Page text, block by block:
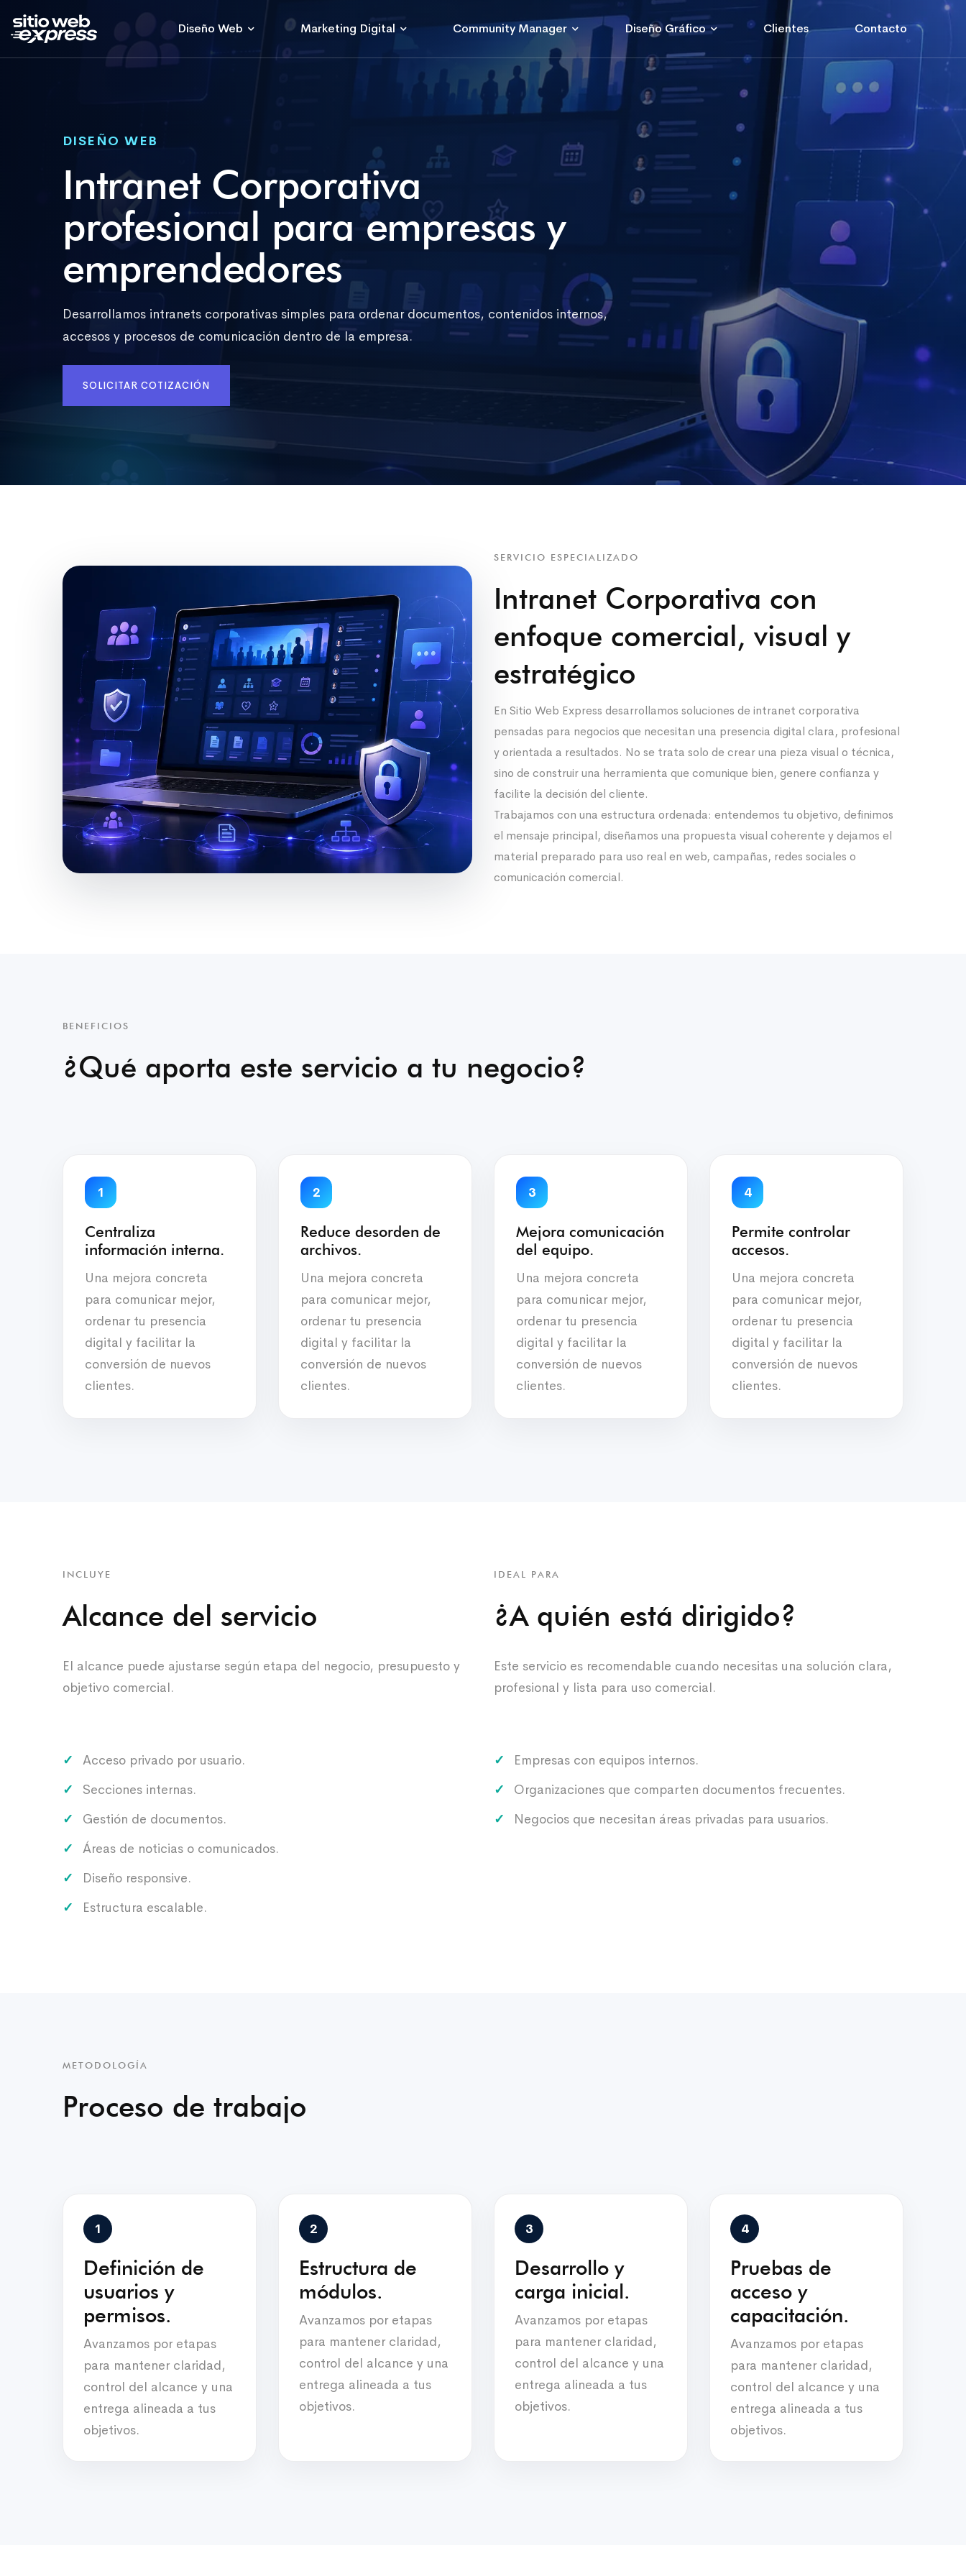
Diseño Web Marketing Digital Community Manager Diseño Gráfico Clientes Contacto
DISEÑO WEB
Intranet Corporativa
profesional para empresas y
emprendedores
Desarrollamos intranets corporativas simples para ordenar documentos, contenidos internos,
accesos y procesos de comunicación dentro de la empresa.
SOLICITAR COTIZACIÓN
SERVICIO ESPECIALIZADO
Intranet Corporativa con
enfoque comercial, visual y
estratégico
En Sitio Web Express desarrollamos soluciones de intranet corporativa
pensadas para negocios que necesitan una presencia digital clara, profesional
y orientada a resultados. No se trata solo de crear una pieza visual o técnica,
sino de construir una herramienta que comunique bien, genere confianza y
facilite la decisión del cliente.
Trabajamos con una estructura ordenada: entendemos tu objetivo, definimos
el mensaje principal, diseñamos una propuesta visual coherente y dejamos el
material preparado para uso real en web, campañas, redes sociales o
comunicación comercial.
BENEFICIOS
¿Qué aporta este servicio a tu negocio?
1
Centraliza
información interna.
Una mejora concreta
para comunicar mejor,
ordenar tu presencia
digital y facilitar la
conversión de nuevos
clientes.
2
Reduce desorden de
archivos.
Una mejora concreta
para comunicar mejor,
ordenar tu presencia
digital y facilitar la
conversión de nuevos
clientes.
3
Mejora comunicación
del equipo.
Una mejora concreta
para comunicar mejor,
ordenar tu presencia
digital y facilitar la
conversión de nuevos
clientes.
4
Permite controlar
accesos.
Una mejora concreta
para comunicar mejor,
ordenar tu presencia
digital y facilitar la
conversión de nuevos
clientes.
INCLUYE
Alcance del servicio
El alcance puede ajustarse según etapa del negocio, presupuesto y
objetivo comercial.
Acceso privado por usuario.
Secciones internas.
Gestión de documentos.
Áreas de noticias o comunicados.
Diseño responsive.
Estructura escalable.
IDEAL PARA
¿A quién está dirigido?
Este servicio es recomendable cuando necesitas una solución clara,
profesional y lista para uso comercial.
Empresas con equipos internos.
Organizaciones que comparten documentos frecuentes.
Negocios que necesitan áreas privadas para usuarios.
METODOLOGÍA
Proceso de trabajo
Definición de
usuarios y
permisos.
Avanzamos por etapas
para mantener claridad,
control del alcance y una
entrega alineada a tus
objetivos.
Estructura de
módulos.
Avanzamos por etapas
para mantener claridad,
control del alcance y una
entrega alineada a tus
objetivos.
Desarrollo y
carga inicial.
Avanzamos por etapas
para mantener claridad,
control del alcance y una
entrega alineada a tus
objetivos.
Pruebas de
acceso y
capacitación.
Avanzamos por etapas
para mantener claridad,
control del alcance y una
entrega alineada a tus
objetivos.